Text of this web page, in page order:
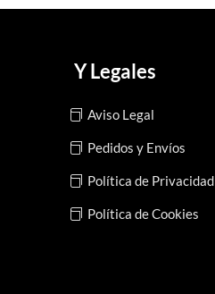
Y Legales
Aviso Legal
Pedidos y Envíos
Política de Privacidad
Política de Cookies